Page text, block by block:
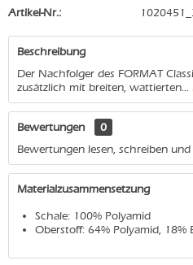
Artikel-Nr.:
Beschreibung
Der Nachfolger des FORMAT
zusätzlich mit breiten, wattierten...
Bewertungen
0
Bewertungen lesen, schreiben und
Materialzusammensetzung
Schale: 100% Polyamid
Oberstoff: 64% Polyamid, 18%